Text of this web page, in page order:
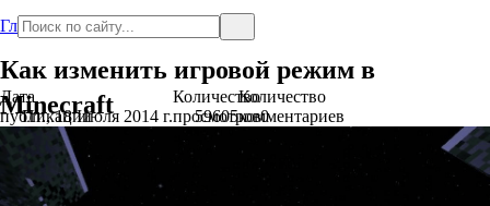
Главная
Как изменить игровой режим в
Minecraft
Дата
публикации
Пт., 18 Июля 2014 г.
Количество
просмотров
59605
Количество
комментариев
0